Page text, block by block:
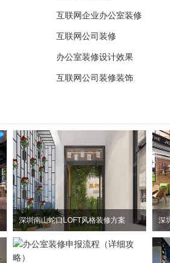
互联网企业办公室装修
互联网公司装修
办公室装修设计效果
互联网公司装修装饰
深圳南山蛇口LOFT风格装修方案